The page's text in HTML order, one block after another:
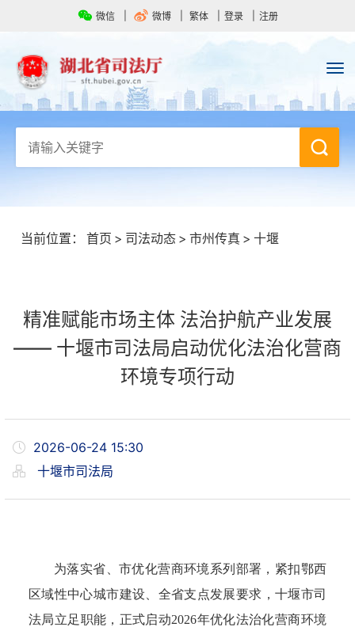
微信 微博 繁体 登录 注册
当前位置： 首页 > 司法动态 > 市州传真 > 十堰
精准赋能市场主体 法治护航产业发展
—— 十堰市司法局启动优化法治化营商
环境专项行动
2026-06-24 15:30
十堰市司法局
为落实省、市优化营商环境系列部署，紧扣鄂西
区域性中心城市建设、全省支点发展要求，十堰市司
法局立足职能，正式启动2026年优化法治化营商环境